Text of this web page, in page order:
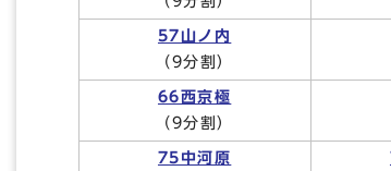
57山ノ内
（9分割）
66西京極
（9分割）
75中河原